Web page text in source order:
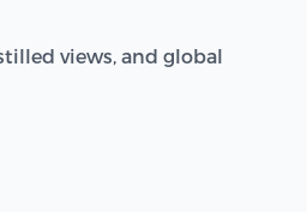
views, and global